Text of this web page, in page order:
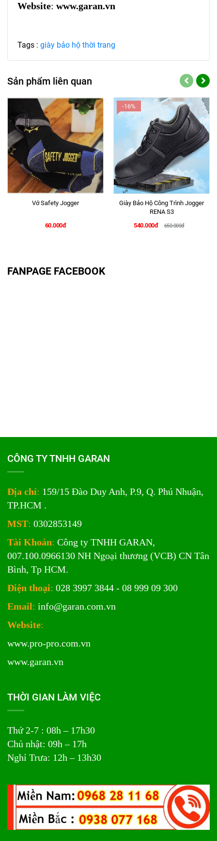
Website: www.garan.vn
Tags : giày bảo hộ thời trang
Sản phẩm liên quan
Vớ Safety Jogger
60.000đ
-16%
Giày Bảo Hộ Công Trình Jogger
RENA S3
540.000đ
650.000đ
FANPAGE FACEBOOK
CÔNG TY TNHH GARAN
Địa chỉ: 159/15 Đào Duy Anh, P.9, Q. Phú Nhuận,
TP.HCM .
MST: 0302853149
Tài Khoản: Công ty TNHH GARAN,
007.100.0966130 NH Ngoại thương (VCB) CN Tân
Bình, Tp HCM.
Điện thoại: 028 3997 3844 - 08 999 09 300
Email: info@garan.com.vn
Website:
www.pro-pro.com.vn
www.garan.vn
THỜI GIAN LÀM VIỆC
Thứ 2-7 : 08h – 17h30
Chủ nhật: 09h – 17h
Nghỉ Trưa: 12h – 13h30